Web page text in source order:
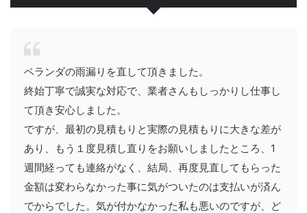
ベランダの雨漏りを直して頂きました。
終始丁寧で誠実な対応で、業者さんもしっかりし仕事し
て頂き安心しました。
ですが、最初の見積もりと実際の見積もりに大きな差が
あり、もう１度見積し直りをお願いしましたところ、1
週間経っても連絡がなく、結局、再度見直してもらった
金額は変わらなかった事に気がついたのは支払いが済ん
でからでした。気が付かなかった私も悪いのですが、ど